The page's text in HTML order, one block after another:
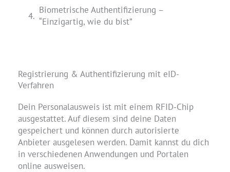
Biometrische Authentifizierung –
“Einzigartig, wie du bist”
Registrierung & Authentifizierung mit eID-
Verfahren
Dein Personalausweis ist mit einem RFID-Chip
ausgestattet. Auf diesem sind deine Daten
gespeichert und können durch autorisierte
Anbieter ausgelesen werden. Damit kannst du dich
in verschiedenen Anwendungen und Portalen
online ausweisen.